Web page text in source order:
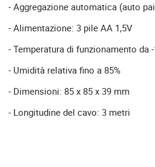
- Aggregazione automatica (auto
- Alimentazione: 3 pile AA 1,5V
- Temperatura di funzionamento da -
- Umidità relativa fino a 85%
- Dimensioni: 85 x 85 x 39 mm
- Longitudine del cavo: 3 metri